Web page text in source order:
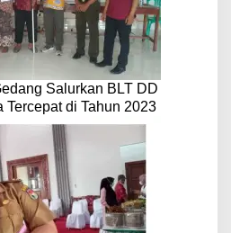
Salurkan BLT DD
Tercepat di Tahun 2023